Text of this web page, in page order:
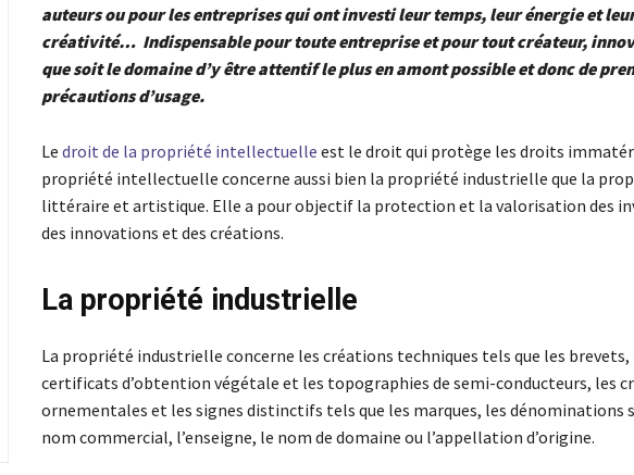
auteurs ou pour les entreprises qui ont investi leur temps, leur énergie et
créativité… Indispensable pour toute entreprise et pour tout créateur,
que soit le domaine d’y être attentif le plus en amont possible et donc de
précautions d’usage.
Le droit de la propriété intellectuelle est le droit qui protège les droits
propriété intellectuelle concerne aussi bien la propriété industrielle que la
littéraire et artistique. Elle a pour objectif la protection et la valorisation des
des innovations et des créations.
La propriété industrielle
La propriété industrielle concerne les créations techniques tels que les brevets,
certificats d’obtention végétale et les topographies de semi-conducteurs, les
ornementales et les signes distinctifs tels que les marques, les dénominations
nom commercial, l’enseigne, le nom de domaine ou l’appellation d’origine.